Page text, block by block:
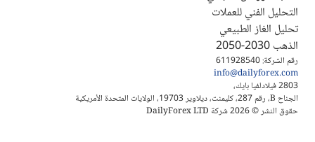
رقم الشركة: 611928540
info@dailyforex.com
2803 فيلادلفيا بايك،
الجناح B، رقم 287، كليمنت، ديلاوير 19703، الولايات المتحدة الأمريكية
حقوق النشر © 2026 شركة DailyForex LTD
التحليل الفني للعملات
تحليل الغاز الطبيعي
الذهب 2030-2050